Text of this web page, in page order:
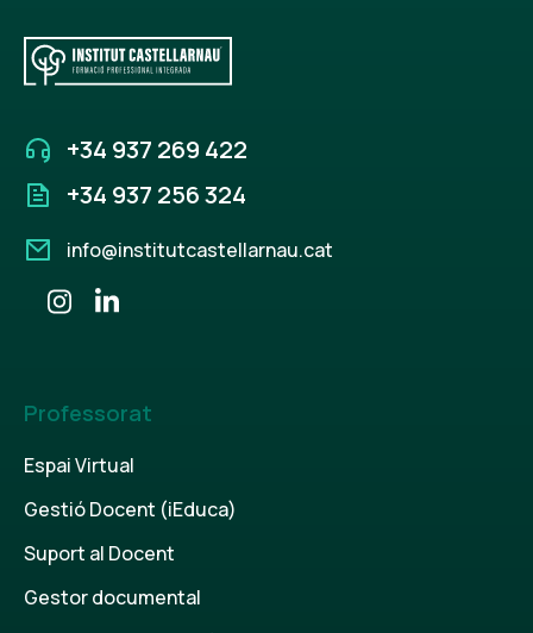
+34 937 269 422
+34 937 256 324
info@institutcastellarnau.cat
Professorat
Espai Virtual
Gestió Docent (iEduca)
Suport al Docent
Gestor documental